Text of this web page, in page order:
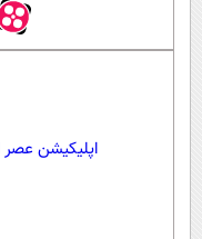
اپلیکیشن عصر